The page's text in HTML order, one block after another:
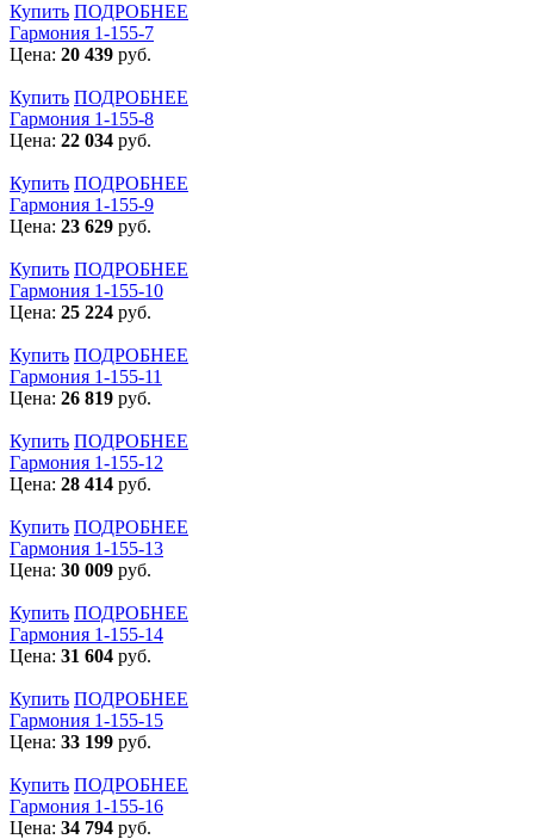
Купить ПОДРОБНЕЕ
Гармония 1-155-7
Цена: 20 439 руб.
Купить ПОДРОБНЕЕ
Гармония 1-155-8
Цена: 22 034 руб.
Купить ПОДРОБНЕЕ
Гармония 1-155-9
Цена: 23 629 руб.
Купить ПОДРОБНЕЕ
Гармония 1-155-10
Цена: 25 224 руб.
Купить ПОДРОБНЕЕ
Гармония 1-155-11
Цена: 26 819 руб.
Купить ПОДРОБНЕЕ
Гармония 1-155-12
Цена: 28 414 руб.
Купить ПОДРОБНЕЕ
Гармония 1-155-13
Цена: 30 009 руб.
Купить ПОДРОБНЕЕ
Гармония 1-155-14
Цена: 31 604 руб.
Купить ПОДРОБНЕЕ
Гармония 1-155-15
Цена: 33 199 руб.
Купить ПОДРОБНЕЕ
Гармония 1-155-16
Цена: 34 794 руб.